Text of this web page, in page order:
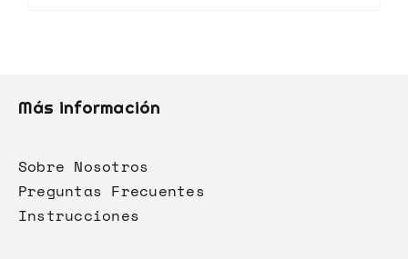
Más información
Sobre Nosotros
Preguntas Frecuentes
Instrucciones